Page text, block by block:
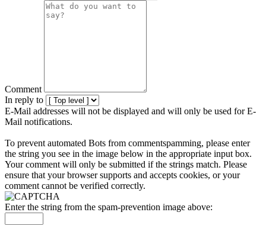
Comment
In reply to
E-Mail addresses will not be displayed and will only be used for E-
Mail notifications.
To prevent automated Bots from commentspamming, please enter
the string you see in the image below in the appropriate input box.
Your comment will only be submitted if the strings match. Please
ensure that your browser supports and accepts cookies, or your
comment cannot be verified correctly.
Enter the string from the spam-prevention image above: